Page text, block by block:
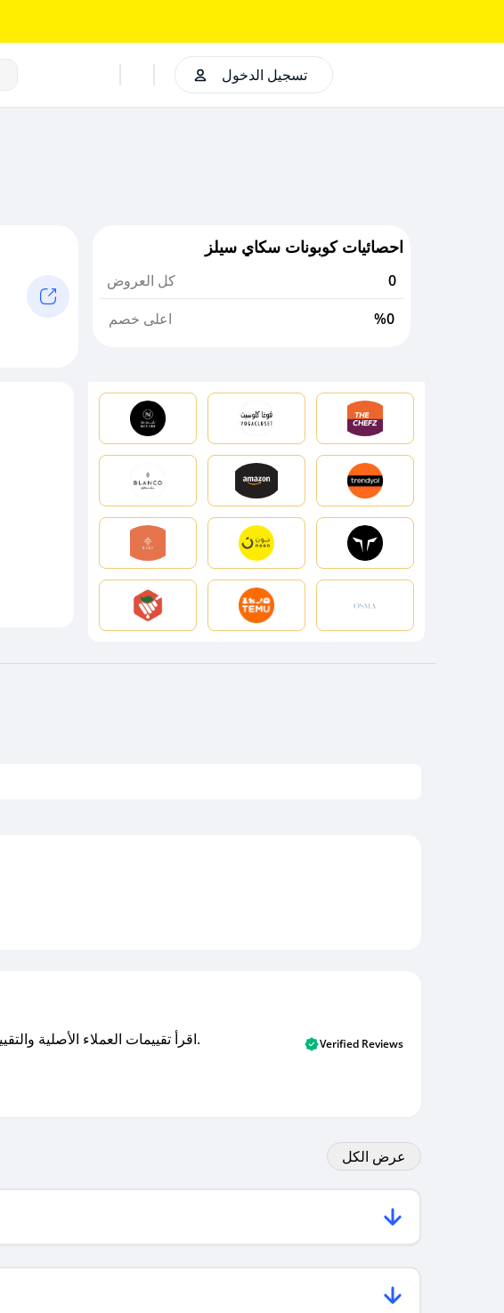
تسجيل الدخول
احصائيات كوبونات سكاي سيلز
كل العروض
0
اعلى خصم
%0
اقرأ تقييمات العملاء الأصلية والتقييمات من المشترين المتحققين. اكتشف ما يعتقده المستخدمون الحقيقيون حول خدمتنا وتعلم من تجاربهم. Verified Reviews
عرض الكل